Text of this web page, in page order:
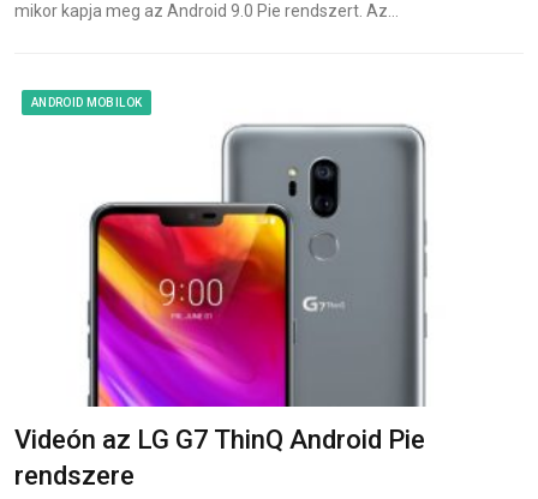
mikor kapja meg az Android 9.0 Pie rendszert. Az…
ANDROID MOBILOK
Videón az LG G7 ThinQ Android Pie
rendszere